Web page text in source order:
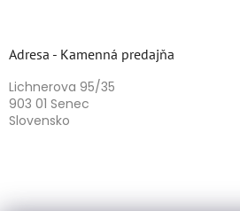
Adresa - Kamenná predajňa
Lichnerova 95/35
903 01 Senec
Slovensko